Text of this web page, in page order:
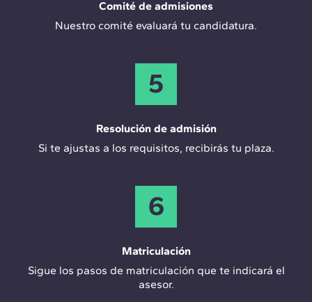
Comité de admisiones
Nuestro comité evaluará tu candidatura.
5
Resolución de admisión
Si te ajustas a los requisitos, recibirás tu plaza.
6
Matriculación
Sigue los pasos de matriculación que te indicará el
asesor.